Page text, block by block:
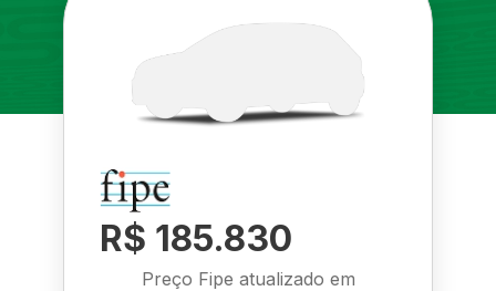
R$ 185.830
Preço Fipe atualizado em